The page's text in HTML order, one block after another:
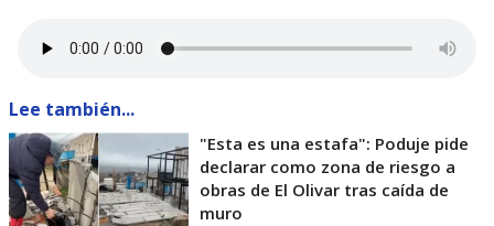
Lee también...
"Esta es una estafa": Poduje pide
declarar como zona de riesgo a
obras de El Olivar tras caída de
muro